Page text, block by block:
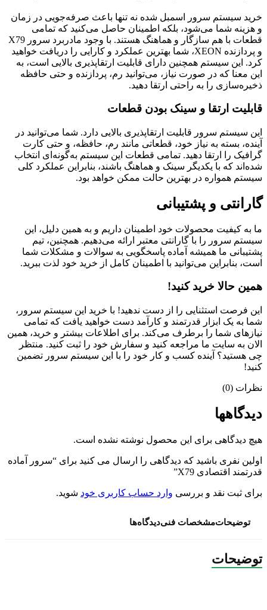
خرید سیستم سرور اسمبل شده نه تنها باعث صرفه‌جویی در زمان
و هزینه شما می‌شود، بلکه اطمینان حاصل می‌کنید که تمامی
قطعات با هم سازگار و هماهنگ هستند. با وجود مادربرد سرور X79
و پردازنده XEON، شما بهترین عملکرد و کارایی را دریافت خواهید
کرد. این سیستم همچنین دارای قابلیت ارتقاپذیری بالایی است، به
این معنا که در صورت نیاز، می‌توانید رم، پردازنده و حتی حافظه
ذخیره‌سازی را به راحتی ارتقا دهید.
قابلیت ارتقا و سینک بودن قطعات
این سیستم سرور قابلیت ارتقاپذیری بالایی دارد. شما می‌توانید در
آینده، بسته به نیاز خود، قطعاتی مانند رم، حافظه، و حتی کارت
گرافیک را ارتقا دهید. تمامی قطعات این سیستم به‌گونه‌ای انتخاب
شده‌اند که با یکدیگر سینک و هماهنگ باشند، بنابراین عملکرد کلی
سیستم همواره در بهترین حالت ممکن خواهد بود.
گارانتی و پشتیبانی
ما به کیفیت محصولات خود اطمینان داریم و به همین دلیل، این
سیستم سرور را با گارانتی معتبر ارائه می‌دهیم. همچنین، تیم
پشتیبانی ما همیشه آماده پاسخگویی به سوالات و مشکلات شما
است، بنابراین می‌توانید با اطمینان کامل از خرید خود لذت ببرید.
همین حالا خرید کنید!
این فرصت استثنایی را از دست ندهید! با خرید این سیستم سرور،
شما به یک ابزار قدرتمند و کارآمد دست خواهید یافت که تمامی
نیازهای شما را برطرف می‌کند. برای اطلاعات بیشتر و خرید، همین
الان به سایت ما مراجعه کنید و سفارش خود را ثبت کنید. منتظر
چی هستید؟ آینده کسب و کار خود را با این سیستم سرور تضمین
کنید!
نظرات (0)
دیدگاهها
هیچ دیدگاهی برای این محصول نوشته نشده است.
اولین نفری باشید که دیدگاهی را ارسال می کنید برای “سرور آماده
قدرتمند اقتصادی X79”
برای ثبت نقد و بررسی وارد حساب کاربری خود شوید.
توضیحاتمشخصات فنیدیدگاه‌ها
توضیحات